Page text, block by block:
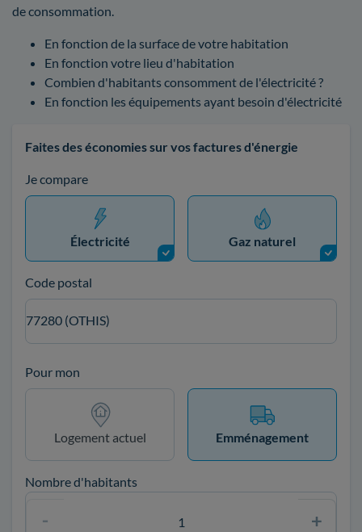
de consommation.
En fonction de la surface de votre habitation
En fonction votre lieu d'habitation
Combien d'habitants consomment de l'électricité ?
En fonction les équipements ayant besoin d'électricité
Faites des économies sur vos factures d'énergie
Je compare
Électricité Gaz naturel
Code postal
77280 (OTHIS)
Pour mon
Logement actuel Emménagement
Nombre d'habitants